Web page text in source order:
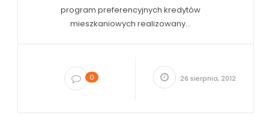
program preferencyjnych kredytów
mieszkaniowych realizowany...
0 26 sierpnia, 2012